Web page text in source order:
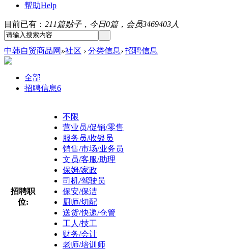
帮助Help
目前已有： 211篇贴子，今日0篇，会员3469403人
中韩自贸商品网 »社区 › 分类信息› 招聘信息
全部
招聘信息6
招聘职
位:
不限
营业员/促销/零售
服务员/收银员
销售/市场/业务员
文员/客服/助理
保姆/家政
司机/驾驶员
保安/保洁
厨师/切配
送货/快递/仓管
工人/技工
财务/会计
老师/培训师